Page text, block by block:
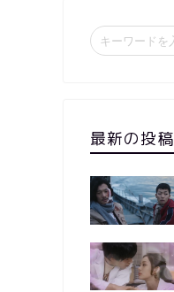
最新の投稿